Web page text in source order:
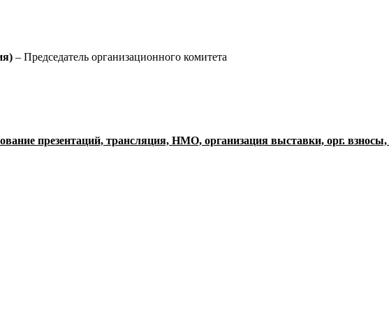
– Председатель организационного комитета
презентаций, трансляция, НМО, организация выставки, орг. взносы,